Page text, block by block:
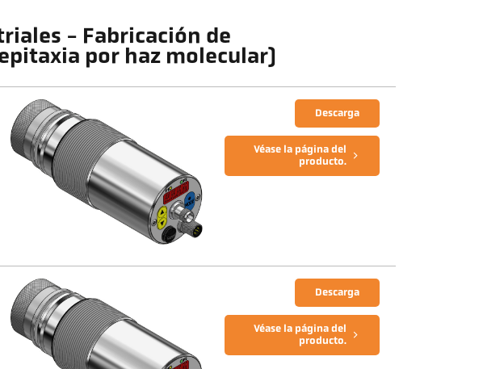
- Fabricación de
por haz molecular)
Descarga
Véase la página del
producto.
Descarga
Véase la página del
producto.